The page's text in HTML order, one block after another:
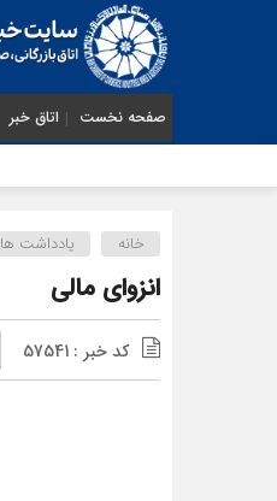
صفحه نخست اتاق خبر
خانه یادداشت ها
انزوای مالی
کد خبر : 57541